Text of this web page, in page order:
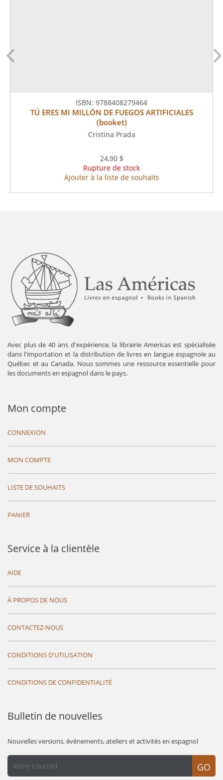
ISBN: 9788408279464
TÚ ERES MI MILLÓN DE FUEGOS ARTIFICIALES
(booket)
Cristina Prada
24,90 $
Rupture de stock
Ajouter à la liste de souhaits
Avec plus de 40 ans d'expérience, la librairie Americas est spécialisée
dans l'importation et la distribution de livres en langue espagnole au
Québec et au Canada. Nous sommes une ressource essentielle pour
les documents en espagnol dans le pays.
Mon compte
CONNEXION
MON COMPTE
LISTE DE SOUHAITS
PANIER
Service à la clientèle
AIDE
À PROPOS DE NOUS
CONTACTEZ-NOUS
CONDITIONS D'UTILISATION
CONDITIONS DE CONFIDENTIALITÉ
Bulletin de nouvelles
Nouvelles versions, événements, ateliers et activités en espagnol
GO